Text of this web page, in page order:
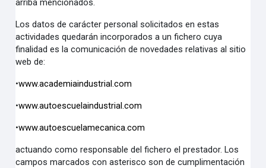
arriba mencionados.
Los datos de carácter personal solicitados en estas
actividades quedarán incorporados a un fichero cuya
finalidad es la comunicación de novedades relativas al sitio
web de:
•www.academiaindustrial.com
•www.autoescuelaindustrial.com
•www.autoescuelamecanica.com
actuando comoresponsable del ficheroelprestador. Los
campos marcados con asterisco son de cumplimentación